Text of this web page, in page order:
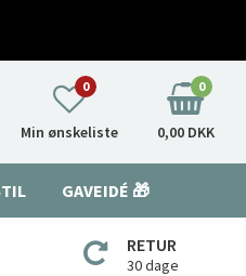
Min ønskeliste
0 0
0,00 DKK
GAVEIDÉ 🎁
RETUR
30 dage